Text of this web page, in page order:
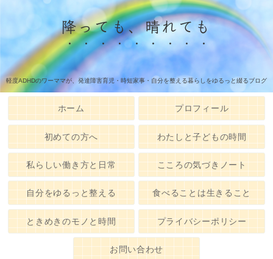
降っても、晴れても
軽度ADHDのワーママが、発達障害育児・時短家事・自分を整える暮らしをゆるっと綴るブログ
ホーム プロフィール
初めての方へ わたしと子どもの時間
私らしい働き方と日常 こころの気づきノート
自分をゆるっと整える 食べることは生きること
ときめきのモノと時間 プライバシーポリシー
お問い合わせ